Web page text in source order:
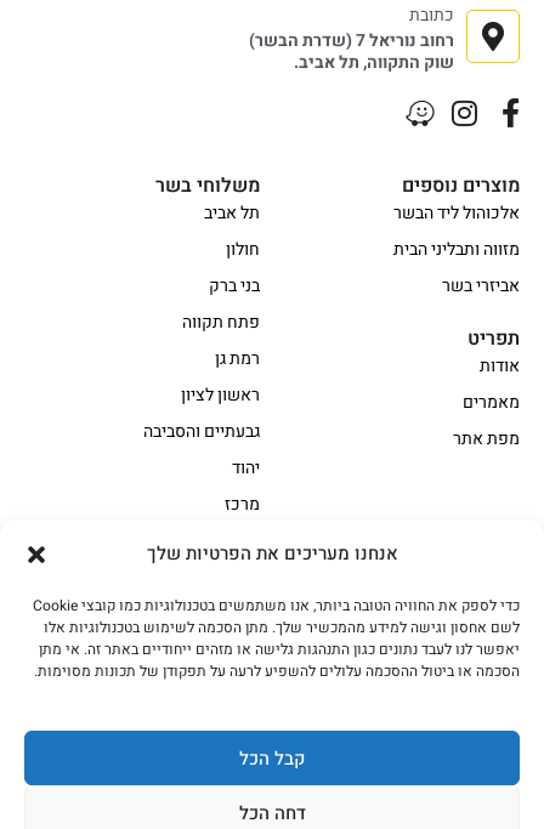
אנחנו מעריכים את הפרטיות שלך
כדי לספק את החוויה הטובה ביותר, אנו משתמשים בטכנולוגיות כמו קובצי Cookie
לשם אחסון וגישה למידע מהמכשיר שלך. מתן הסכמה לשימוש בטכנולוגיות אלו
יאפשר לנו לעבד נתונים כגון התנהגות גלישה או מזהים ייחודיים באתר זה. אי מתן
הסכמה או ביטול ההסכמה עלולים להשפיע לרעה על תפקודן של תכונות מסוימות.
קבל הכל
דחה הכל
אווז
בשר בקר משובח
בשר בקר עגלה משובח
בשר למעשנת
הודו
חלקים אחוריים
מיוחדי מסורת1
נתחי פנים
עוף
משלוחי בשר
תל אביב
חולון
בני ברק
פתח תקווה
רמת גן
ראשון לציון
גבעתיים והסביבה
יהוד
מרכז
מוצרים נוספים
אלכוהול ליד הבשר
מזווה ותבליני הבית
אביזרי בשר
תפריט
אודות
מאמרים
מפת אתר
כתובת
רחוב נוריאל 7 (שדרת הבשר)
שוק התקווה, תל אביב.